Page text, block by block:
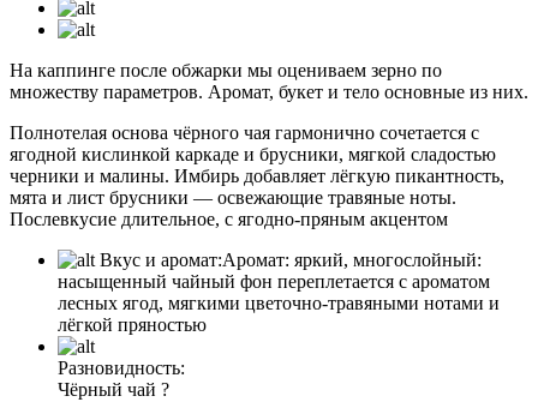
На каппинге после обжарки мы оцениваем зерно по
множеству параметров. Аромат, букет и тело основные из них.
Полнотелая основа чёрного чая гармонично сочетается с
ягодной кислинкой каркаде и брусники, мягкой сладостью
черники и малины. Имбирь добавляет лёгкую пикантность,
мята и лист брусники — освежающие травяные ноты.
Послевкусие длительное, с ягодно-пряным акцентом
Вкус и аромат:Аромат: яркий, многослойный:
насыщенный чайный фон переплетается с ароматом
лесных ягод, мягкими цветочно-травяными нотами и
лёгкой пряностью
Разновидность:
Чёрный чай ?